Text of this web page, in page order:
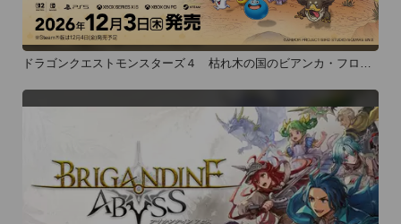
ドラゴンクエストモンスターズ４ 枯れ木の国のビアンカ・フロー